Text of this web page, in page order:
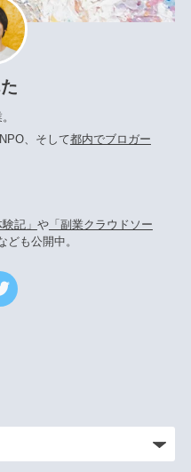
、そして都内でブロガー
記」 や「副業クラウドソー
ども公開中。